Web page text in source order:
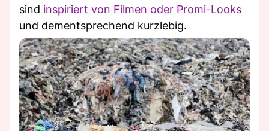
sind inspiriert von Filmen oder Promi-Looks
und dementsprechend kurzlebig.